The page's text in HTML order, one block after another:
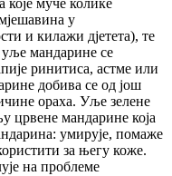
у
и килажи дјетета), те
мандарине се
ринитиса, астме или
добива се од још
ораха. Уље зелене
црвене мандарине која
умирује, помаже
за његу коже.
на проблеме